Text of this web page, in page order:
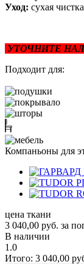
Уход: сухая
УТОЧНИТЕ
Подходит для:
Компаньоны для
цена ткани
3 040,00 руб. за
В наличии
1.0
Итого: 3 040,00